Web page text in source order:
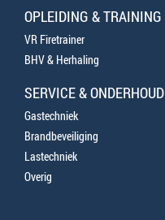
OPLEIDING & TRAINING
VR Firetrainer
BHV & Herhaling
SERVICE & ONDERHOUD
Gastechniek
Brandbeveiliging
Lastechniek
Overig